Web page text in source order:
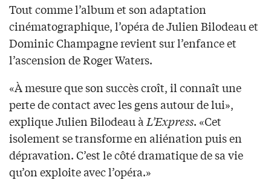
Tout comme l’album et son adaptation
cinématographique, l’opéra de Julien Bilodeau et
Dominic Champagne revient sur l’enfance et
l’ascension de Roger Waters.
«À mesure que son succès croît, il connaît une
perte de contact avec les gens autour de lui»,
explique Julien Bilodeau à L’Express. «Cet
isolement se transforme en aliénation puis en
dépravation. C’est le côté dramatique de sa vie
qu’on exploite avec l’opéra.»